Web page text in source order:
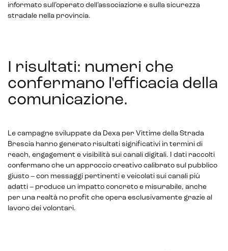
informato sull’operato dell’associazione e sulla sicurezza
stradale nella provincia.
I risultati: numeri che
confermano l'efficacia della
comunicazione.
Le campagne sviluppate da Dexa per Vittime della Strada
Brescia hanno generato risultati significativi in termini di
reach, engagement e visibilità sui canali digitali. I dati raccolti
confermano che un approccio creativo calibrato sul pubblico
giusto – con messaggi pertinenti e veicolati sui canali più
adatti – produce un impatto concreto e misurabile, anche
per una realtà no profit che opera esclusivamente grazie al
lavoro dei volontari.